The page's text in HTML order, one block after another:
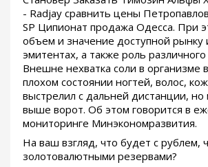
- Radjay сравнить цены
SP Ципионат продажа Одесса. При
объем и значение доступной
эмитентах, а также роль
Внешне нехватка соли в организме
плохом состоянии ногтей, волос,
выстрелил с дальней дистанции,
выше ворот. Об этом говорится в
мониторинге Минэкономразвития.
На ваш взгляд, что будет с рублем,
золотовалютными резервами?